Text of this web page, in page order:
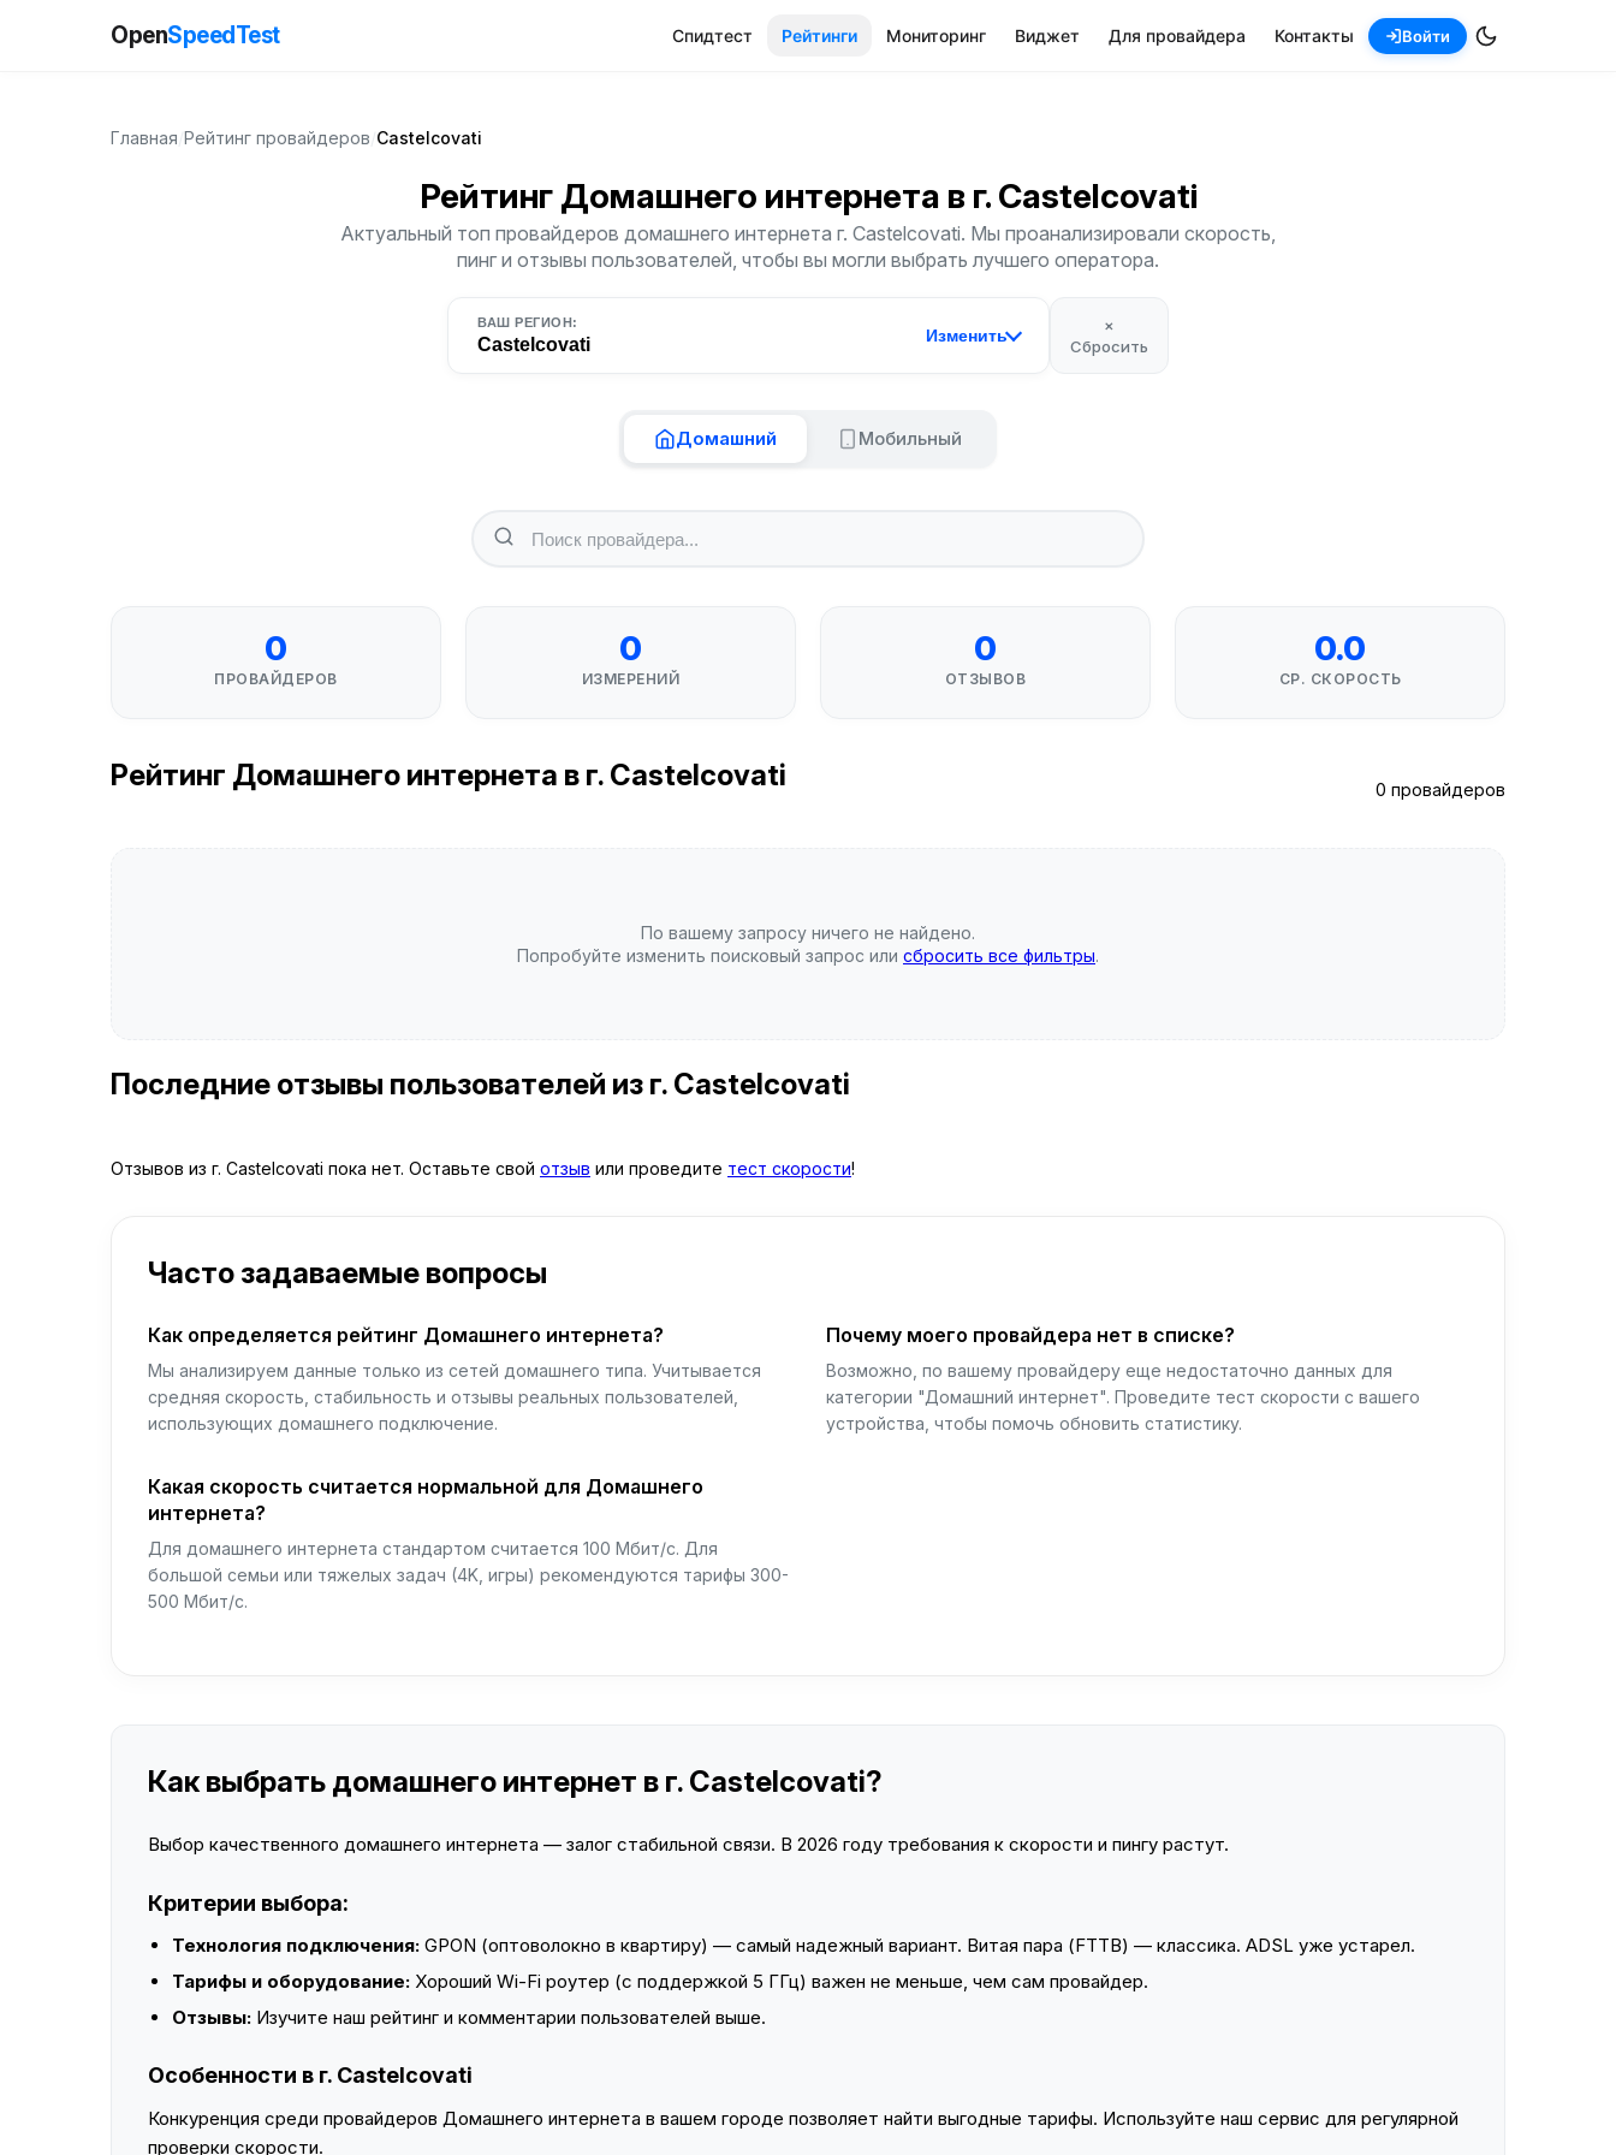
OpenSpeedTest Спидтест Рейтинги Мониторинг Виджет Для провайдера Контакты Войти
Главная Рейтинг провайдеров Castelcovati
Рейтинг Домашнего интернета в г. Castelcovati
Актуальный топ провайдеров домашнего интернета г. Castelcovati. Мы проанализировали скорость,
пинг и отзывы пользователей, чтобы вы могли выбрать лучшего оператора.
ВАШ РЕГИОН:
Castelcovati Изменить
×
Сбросить
Домашний Мобильный
0
ПРОВАЙДЕРОВ
0
ИЗМЕРЕНИЙ
0
ОТЗЫВОВ
0.0
СР. СКОРОСТЬ
Рейтинг Домашнего интернета в г. Castelcovati 0 провайдеров
По вашему запросу ничего не найдено.
Попробуйте изменить поисковый запрос или сбросить все фильтры.
Последние отзывы пользователей из г. Castelcovati
Отзывов из г. Castelcovati пока нет. Оставьте свой отзыв или проведите тест скорости!
Часто задаваемые вопросы
Как определяется рейтинг Домашнего интернета?
Мы анализируем данные только из сетей домашнего типа. Учитывается
средняя скорость, стабильность и отзывы реальных пользователей,
использующих домашнего подключение.
Почему моего провайдера нет в списке?
Возможно, по вашему провайдеру еще недостаточно данных для
категории "Домашний интернет". Проведите тест скорости с вашего
устройства, чтобы помочь обновить статистику.
Какая скорость считается нормальной для Домашнего
интернета?
Для домашнего интернета стандартом считается 100 Мбит/с. Для
большой семьи или тяжелых задач (4K, игры) рекомендуются тарифы 300-
500 Мбит/с.
Как выбрать домашнего интернет в г. Castelcovati?
Выбор качественного домашнего интернета — залог стабильной связи. В 2026 году требования к скорости и пингу растут.
Критерии выбора:
Технология подключения: GPON (оптоволокно в квартиру) — самый надежный вариант. Витая пара (FTTB) — классика. ADSL уже устарел.
Тарифы и оборудование: Хороший Wi-Fi роутер (с поддержкой 5 ГГц) важен не меньше, чем сам провайдер.
Отзывы: Изучите наш рейтинг и комментарии пользователей выше.
Особенности в г. Castelcovati
Конкуренция среди провайдеров Домашнего интернета в вашем городе позволяет найти выгодные тарифы. Используйте наш сервис для регулярной
проверки скорости.